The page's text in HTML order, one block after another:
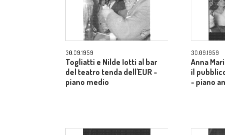
30.09.1959
Togliatti e Nilde Iotti al bar
del teatro tenda dell'EUR -
piano medio
30.09.1959
Anna
il
- piano